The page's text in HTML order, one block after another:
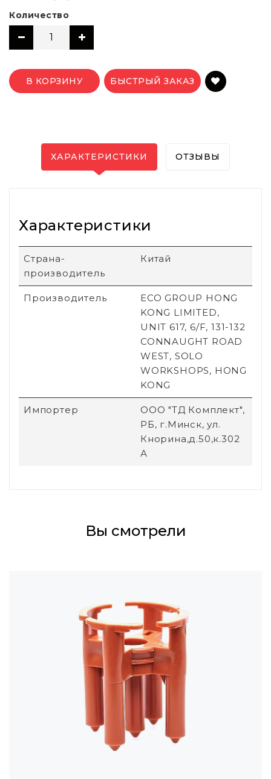
Количество
В КОРЗИНУ БЫСТРЫЙ ЗАКАЗ
ХАРАКТЕРИСТИКИ ОТЗЫВЫ
Характеристики
Страна-
производитель
Китай
Производитель
ECO GROUP HONG
KONG LIMITED,
UNIT 617, 6/F, 131-132
CONNAUGHT ROAD
WEST, SOLO
WORKSHOPS, HONG
KONG
Импортер
ООО "ТД Комплект",
РБ, г.Минск, ул.
Кнорина,д.50,к.302
А
Вы смотрели